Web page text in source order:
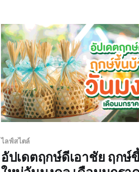
ไลฟ์สไตล์
อัปเดตฤกษ์ดีเอาชัย ฤกษ์